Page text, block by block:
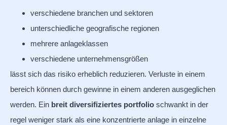
verschiedene branchen und sektoren
unterschiedliche geografische regionen
mehrere anlageklassen
verschiedene unternehmensgrößen
lässt sich das risiko erheblich reduzieren. Verluste in einem
bereich können durch gewinne in einem anderen ausgeglichen
werden. Ein breit diversifiziertes portfolio schwankt in der
regel weniger stark als eine konzentrierte anlage in einzelne